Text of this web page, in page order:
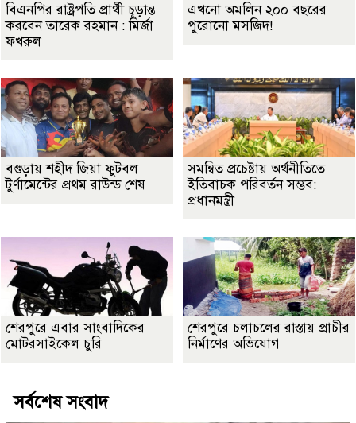
বিএনপির রাষ্ট্রপতি প্রার্থী চূড়ান্ত
করবেন তারেক রহমান : মির্জা
ফখরুল
এখনো অমলিন ২০০ বছরের
পুরোনো মসজিদ!
বগুড়ায় শহীদ জিয়া ফুটবল
টুর্ণামেন্টের প্রথম রাউন্ড শেষ
সমন্বিত প্রচেষ্টায় অর্থনীতিতে
ইতিবাচক পরিবর্তন সম্ভব:
প্রধানমন্ত্রী
শেরপুরে এবার সাংবাদিকের
মোটরসাইকেল চুরি
শেরপুরে চলাচলের রাস্তায় প্রাচীর
নির্মাণের অভিযোগ
সর্বশেষ সংবাদ